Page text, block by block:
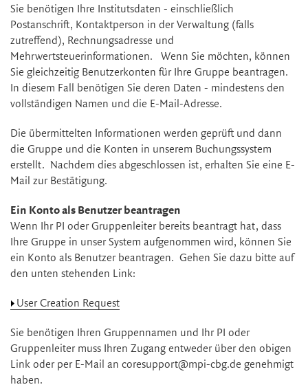
Sie benötigen Ihre Institutsdaten - einschließlich
Postanschrift, Kontaktperson in der Verwaltung (falls
zutreffend), Rechnungsadresse und
Mehrwertsteuerinformationen. Wenn Sie möchten, können
Sie gleichzeitig Benutzerkonten für Ihre Gruppe beantragen.
In diesem Fall benötigen Sie deren Daten - mindestens den
vollständigen Namen und die E-Mail-Adresse.
Die übermittelten Informationen werden geprüft und dann
die Gruppe und die Konten in unserem Buchungssystem
erstellt. Nachdem dies abgeschlossen ist, erhalten Sie eine E-
Mail zur Bestätigung.
Ein Konto als Benutzer beantragen
Wenn Ihr PI oder Gruppenleiter bereits beantragt hat, dass
Ihre Gruppe in unser System aufgenommen wird, können Sie
ein Konto als Benutzer beantragen. Gehen Sie dazu bitte auf
den unten stehenden Link:
User Creation Request
Sie benötigen Ihren Gruppennamen und Ihr PI oder
Gruppenleiter muss Ihren Zugang entweder über den obigen
Link oder per E-Mail an coresupport@mpi-cbg.de genehmigt
haben.